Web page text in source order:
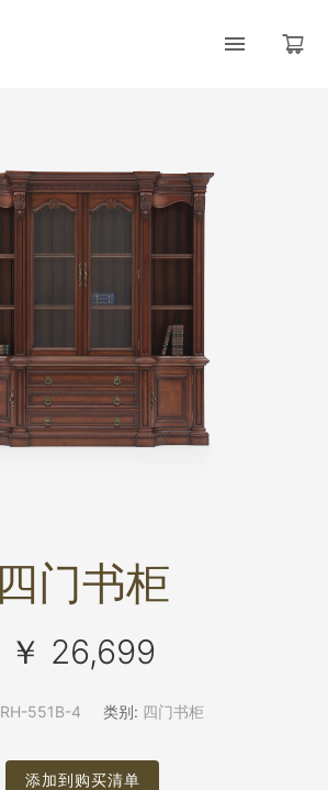
四门书柜
￥ 26,699
RH-551B-4 类别: 四门书柜
添加到购买清单